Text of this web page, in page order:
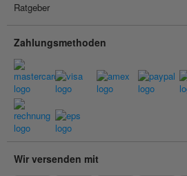
Ratgeber
Zahlungsmethoden
Wir versenden mit